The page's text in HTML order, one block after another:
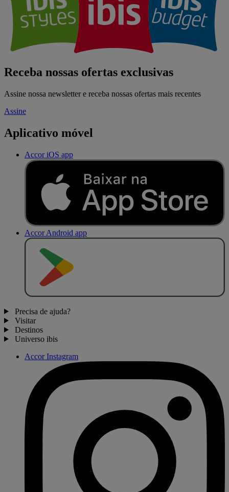
Receba nossas ofertas exclusivas
Assine nossa newsletter e receba nossas ofertas mais recentes
Assine
Aplicativo móvel
Accor iOS app
Accor Android app
Precisa de ajuda?
Visitar
Destinos
Universo ibis
Accor Instagram